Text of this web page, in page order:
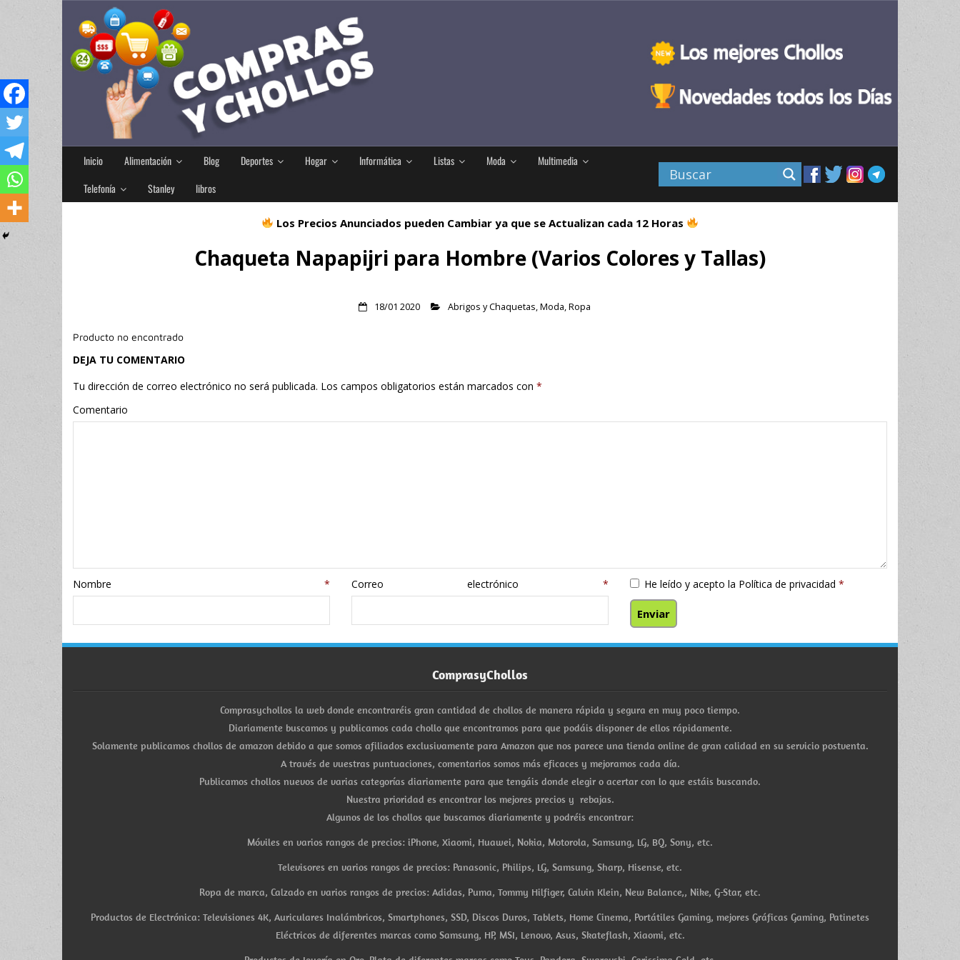
Inicio Alimentación Blog Deportes Hogar Informática Listas Moda
Multimedia
Telefonía
Stanley libros
Los Precios Anunciados pueden Cambiar ya que se Actualizan cada 12 Horas
Chaqueta Napapijri para Hombre (Varios Colores y Tallas)
18/01 2020 Abrigos y Chaquetas,Moda,Ropa
Producto no encontrado
DEJA TU COMENTARIO
Tu dirección de correo electrónico no será publicada. Los campos obligatorios están marcados con *
Comentario
Nombre* Correo electrónico* He leído y acepto la Política de privacidad *
ComprasyChollos
Comprasychollos la web donde encontraréis gran cantidad de chollos de manera rápida y segura en muy poco tiempo.
Diariamente buscamos y publicamos cada chollo que encontramos para que podáis disponer de ellos rápidamente.
Solamente publicamos chollos de amazon debido a que somos afiliados exclusivamente para Amazon que nos parece una tienda online de gran calidad en su servicio postventa.
A través de vuestras puntuaciones, comentarios somos más eficaces y mejoramos cada día.
Publicamos chollos nuevos de varias categorías diariamente para que tengáis donde elegir o acertar con lo que estáis buscando.
Nuestra prioridad es encontrar los mejores precios y rebajas.
Algunos de los chollos que buscamos diariamente y podréis encontrar:
Móviles en varios rangos de precios: iPhone, Xiaomi, Huawei, Nokia, Motorola, Samsung, LG, BQ, Sony, etc.
Televisores en varios rangos de precios: Panasonic, Philips, LG, Samsung, Sharp, Hisense, etc.
Ropa de marca, Calzado en varios rangos de precios: Adidas, Puma, Tommy Hilfiger, Calvin Klein, New Balance,, Nike, G-Star, etc.
Productos de Electrónica: Televisiones 4K, Auriculares Inalámbricos, Smartphones, SSD, Discos Duros, Tablets, Home Cinema, Portátiles Gaming, mejores Gráficas Gaming, Patinetes
Eléctricos de diferentes marcas como Samsung, HP, MSI, Lenovo, Asus, Skateflash, Xiaomi, etc.